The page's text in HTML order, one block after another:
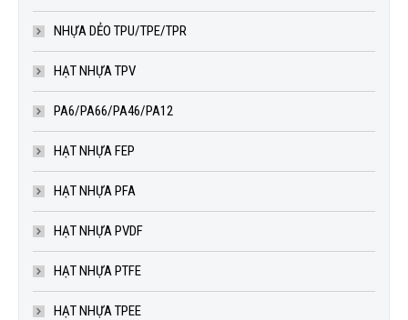
NHỰA DẺO TPU/TPE/TPR
HẠT NHỰA TPV
PA6/PA66/PA46/PA12
HẠT NHỰA FEP
HẠT NHỰA PFA
HẠT NHỰA PVDF
HẠT NHỰA PTFE
HẠT NHỰA TPEE